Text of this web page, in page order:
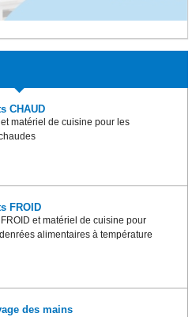
CHAUD
matériel de cuisine pour les
FROID
et matériel de cuisine pour
alimentaires à température
des mains